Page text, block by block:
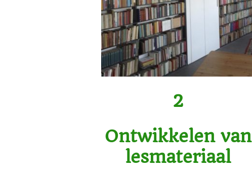
2
Ontwikkelen van
lesmateriaal